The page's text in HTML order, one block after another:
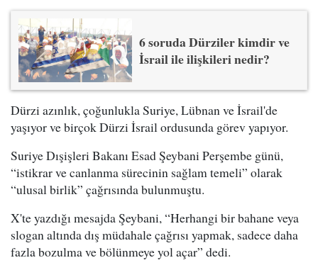
6 soruda Dürziler kimdir ve
İsrail ile ilişkileri nedir?
Dürzi azınlık, çoğunlukla Suriye, Lübnan ve İsrail'de
yaşıyor ve birçok Dürzi İsrail ordusunda görev yapıyor.
Suriye Dışişleri Bakanı Esad Şeybani Perşembe günü,
“istikrar ve canlanma sürecinin sağlam temeli” olarak
“ulusal birlik” çağrısında bulunmuştu.
X'te yazdığı mesajda Şeybani, “Herhangi bir bahane veya
slogan altında dış müdahale çağrısı yapmak, sadece daha
fazla bozulma ve bölünmeye yol açar” dedi.